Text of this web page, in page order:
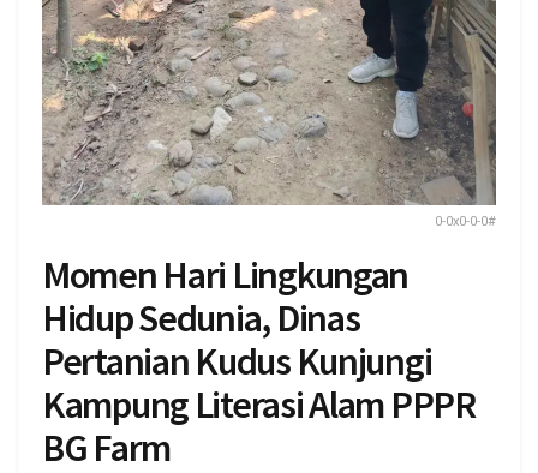
0-0x0-0-0#
Momen Hari Lingkungan
Hidup Sedunia, Dinas
Pertanian Kudus Kunjungi
Kampung Literasi Alam PPPR
BG Farm